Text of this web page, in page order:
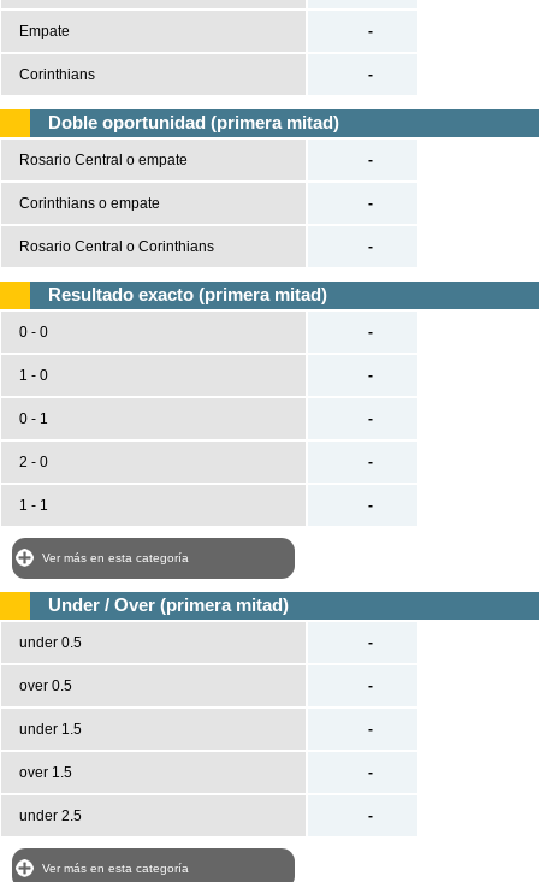
Empate
Corinthians
-
-
Doble oportunidad (primera mitad)
Rosario Central o empate
Corinthians o empate
Rosario Central o Corinthians
-
-
-
Resultado exacto (primera mitad)
0 - 0
1 - 0
0 - 1
2 - 0
1 - 1
-
-
-
-
-
Ver más en esta categoría
Under / Over (primera mitad)
under 0.5
over 0.5
under 1.5
over 1.5
under 2.5
-
-
-
-
-
Ver más en esta categoría